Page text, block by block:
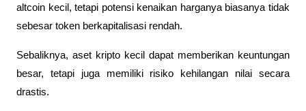
altcoin kecil, tetapi potensi kenaikan harganya biasanya tidak
sebesar token berkapitalisasi rendah.
Sebaliknya, aset kripto kecil dapat memberikan keuntungan
besar, tetapi juga memiliki risiko kehilangan nilai secara
drastis.